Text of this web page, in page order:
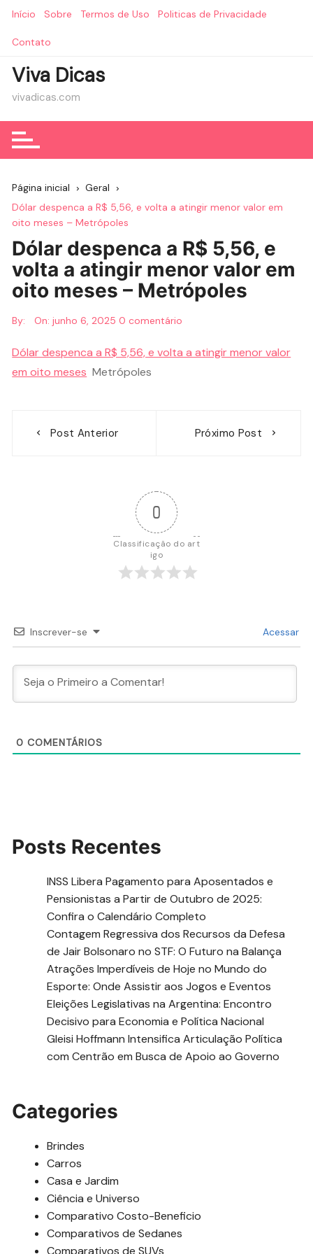
Início Sobre Termos de Uso Politicas de Privacidade
Contato
Viva Dicas
vivadicas.com
Página inicial
Geral
Dólar despenca a R$ 5,56, e volta a atingir menor valor em
oito meses – Metrópoles
Dólar despenca a R$ 5,56, e
volta a atingir menor valor em
oito meses – Metrópoles
By: On:junho 6, 2025 0 comentário
Dólar despenca a R$ 5,56, e volta a atingir menor valor
em oito meses Metrópoles
Post Anterior Próximo Post
0
Classificação do art
igo
Inscrever-se Acessar
0 COMENTÁRIOS
Posts Recentes
INSS Libera Pagamento para Aposentados e
Pensionistas a Partir de Outubro de 2025:
Confira o Calendário Completo
Contagem Regressiva dos Recursos da Defesa
de Jair Bolsonaro no STF: O Futuro na Balança
Atrações Imperdíveis de Hoje no Mundo do
Esporte: Onde Assistir aos Jogos e Eventos
Eleições Legislativas na Argentina: Encontro
Decisivo para Economia e Política Nacional
Gleisi Hoffmann Intensifica Articulação Política
com Centrão em Busca de Apoio ao Governo
Categories
Brindes
Carros
Casa e Jardim
Ciência e Universo
Comparativo Costo-Beneficio
Comparativos de Sedanes
Comparativos de SUVs